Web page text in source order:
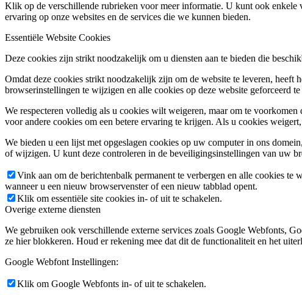
Klik op de verschillende rubrieken voor meer informatie. U kunt ook
ervaring op onze websites en de services die we kunnen bieden.
Essentiële Website Cookies
Deze cookies zijn strikt noodzakelijk om u diensten aan te bieden die
Omdat deze cookies strikt noodzakelijk zijn om de website te leveren,
browserinstellingen te wijzigen en alle cookies op deze website geforceerd
We respecteren volledig als u cookies wilt weigeren, maar om te
voor andere cookies om een betere ervaring te krijgen. Als u cookies
We bieden u een lijst met opgeslagen cookies op uw computer in ons
of wijzigen. U kunt deze controleren in de beveiligingsinstellingen van uw
Vink aan om de berichtenbalk permanent te verbergen en alle cookies
wanneer u een nieuw browservenster of een nieuw tabblad opent.
Klik om essentiële site cookies in- of uit te schakelen.
Overige externe diensten
We gebruiken ook verschillende externe services zoals Google Webfonts,
ze hier blokkeren. Houd er rekening mee dat dit de functionaliteit en het
Google Webfont Instellingen:
Klik om Google Webfonts in- of uit te schakelen.